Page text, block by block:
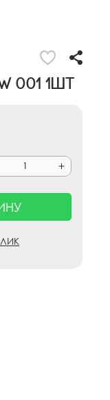
001 1шт